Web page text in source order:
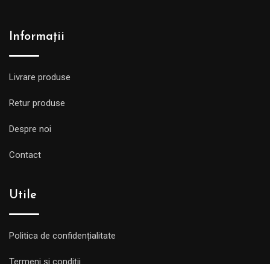
Informații
Livrare produse
Retur produse
Despre noi
Contact
Utile
Politica de confidențialitate
Termeni și condiții